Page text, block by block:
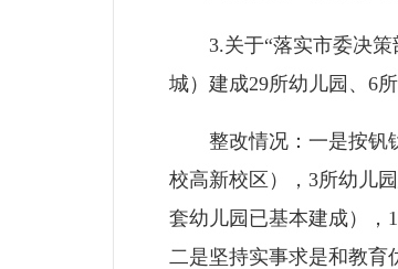
3.关于“落实市委决策部
城）建成29所幼儿园、6
整改情况：一是按钒钛
校高新校区），3所幼儿
套幼儿园已基本建成），
二是坚持实事求是和教育